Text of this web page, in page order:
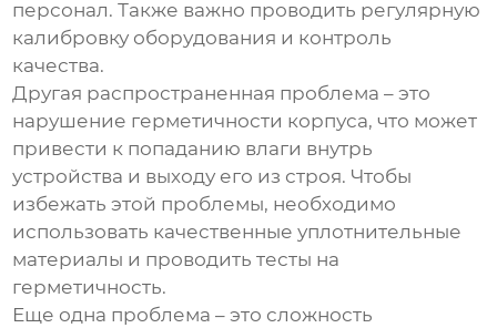
персонал. Также важно проводить регулярную
калибровку оборудования и контроль
качества.
Другая распространенная проблема – это
нарушение герметичности корпуса, что может
привести к попаданию влаги внутрь
устройства и выходу его из строя. Чтобы
избежать этой проблемы, необходимо
использовать качественные уплотнительные
материалы и проводить тесты на
герметичность.
Еще одна проблема – это сложность